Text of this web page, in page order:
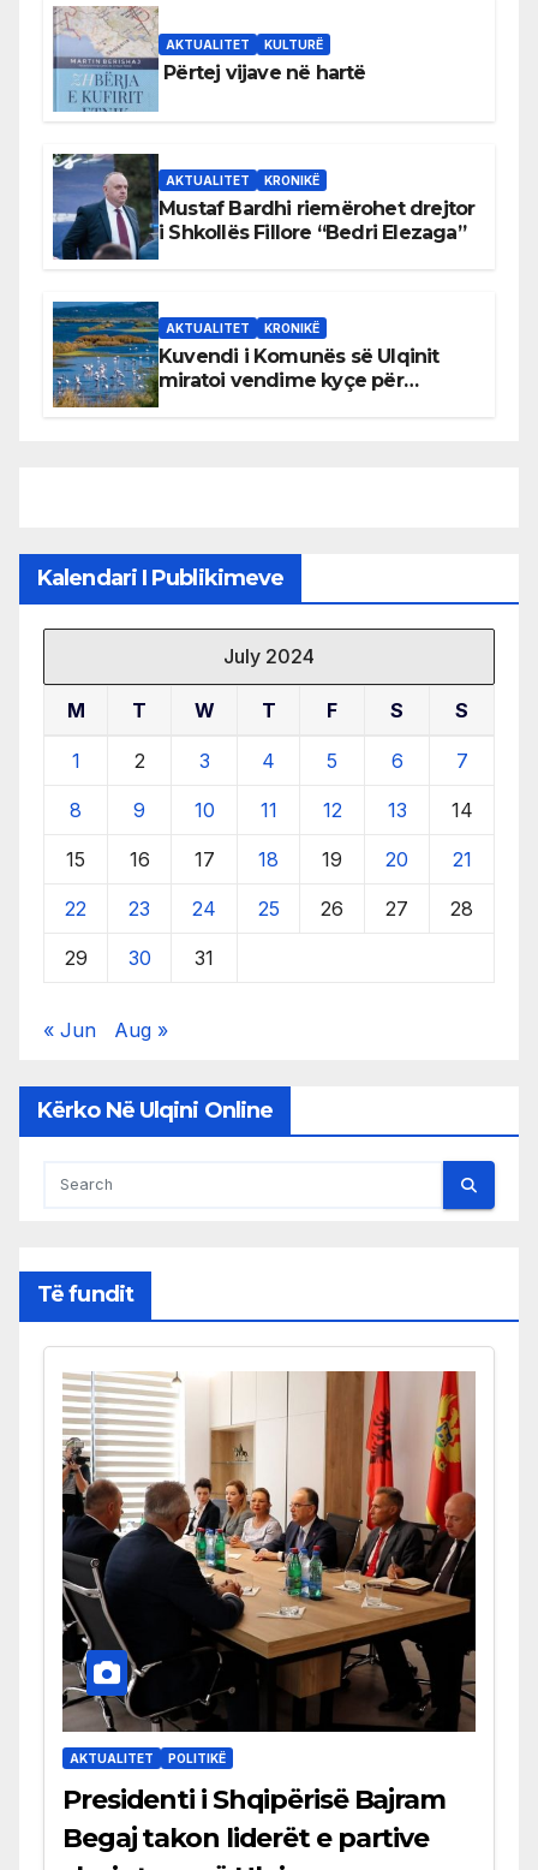
AKTUALITET KULTURË
Përtej vijave në hartë
AKTUALITET KRONIKË
Mustaf Bardhi riemërohet drejtor
i Shkollës Fillore “Bedri Elezaga”
AKTUALITET KRONIKË
Kuvendi i Komunës së Ulqinit
miratoi vendime kyçe për
Kalendari I Publikimeve
July 2024
M T W T F S S
1 2 3 4 5 6 7
8 9 10 11 12 13 14
15 16 17 18 19 20 21
22 23 24 25 26 27 28
29 30 31
« Jun Aug »
Kërko Në Ulqini Online
Të fundit
AKTUALITET POLITIKË
Presidenti i Shqipërisë Bajram
Begaj takon liderët e partive